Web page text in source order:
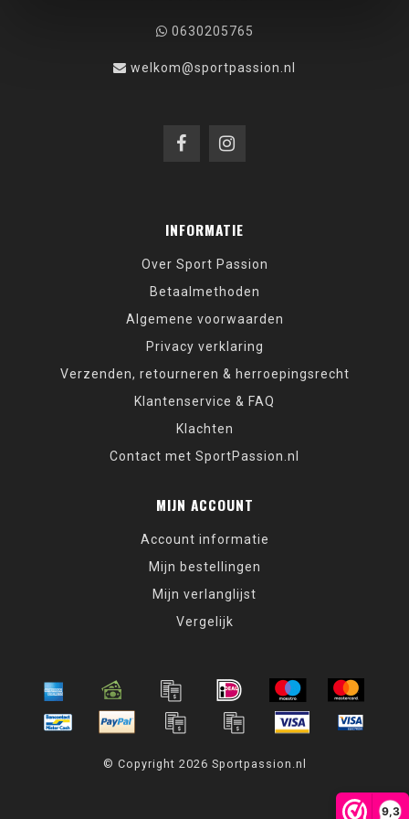
9,3
0630205765
welkom@sportpassion.nl
INFORMATIE
Over Sport Passion
Betaalmethoden
Algemene voorwaarden
Privacy verklaring
Verzenden, retourneren & herroepingsrecht
Klantenservice & FAQ
Klachten
Contact met SportPassion.nl
MIJN ACCOUNT
Account informatie
Mijn bestellingen
Mijn verlanglijst
Vergelijk
© Copyright 2026 Sportpassion.nl